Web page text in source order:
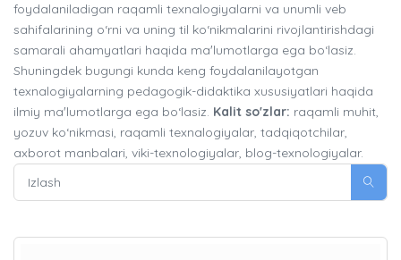
foydalaniladigan raqamli texnalogiyalarni va unumli veb
sahifalarining o‘rni va uning til ko‘nikmalarini rivojlantirishdagi
samarali ahamyatlari haqida maʼlumotlarga ega bo‘lasiz.
Shuningdek bugungi kunda keng foydalanilayotgan
texnalogiyalarning pedagogik-didaktika xususiyatlari haqida
ilmiy maʼlumotlarga ega bo‘lasiz. Kalit so'zlar: raqamli muhit,
yozuv ko‘nikmasi, raqamli texnalogiyalar, tadqiqotchilar,
axborot manbalari, viki-texnologiyalar, blog-texnologiyalar.